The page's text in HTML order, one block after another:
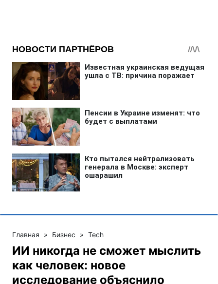
Главная » Бизнес » Tech
ИИ никогда не сможет мыслить
как человек: новое
исследование объяснило